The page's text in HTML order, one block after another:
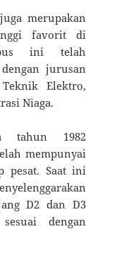
merupakan
favorit di
ini telah
jurusan
Elektro,
Niaga.
tahun 1982
mempunyai
pesat. Saat ini
D2 dan D3
dengan